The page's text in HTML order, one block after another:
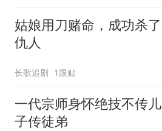
姑娘用刀赌命，成功杀了
仇人
长歌追剧 1跟贴
一代宗师身怀绝技不传儿
子传徒弟